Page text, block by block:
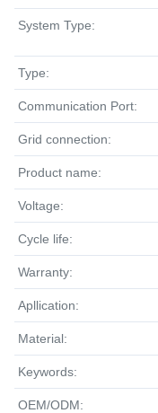
System Type:
Type:
Communication Port:
Grid connection:
Product name:
Voltage:
Cycle life:
Warranty:
Apllication:
Material:
Keywords:
OEM/ODM: